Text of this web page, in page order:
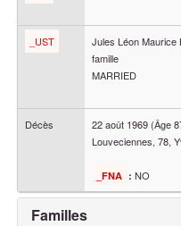
_UST Jules Léon Maurice
famille
MARRIED
Décès 22 août 1969 (Âge
Louveciennes, 78,
_FNA : NO
Familles